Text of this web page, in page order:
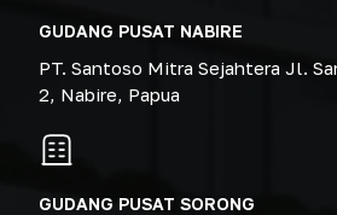
GUDANG PUSAT NABIRE
PT. Santoso Mitra Sejahtera Jl.
2, Nabire, Papua
GUDANG PUSAT SORONG